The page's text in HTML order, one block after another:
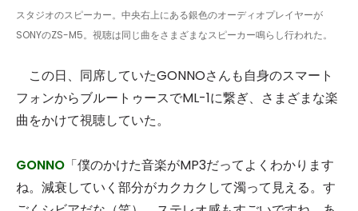
スタジオのスピーカー。中央右上にある銀色のオーディオプレイヤーが
SONYのZS-M5。視聴は同じ曲をさまざまなスピーカー鳴らし行われた。
この日、同席していたGONNOさんも自身のスマート
フォンからブルートゥースでML-1に繋ぎ、さまざまな楽
曲をかけて視聴していた。
GONNO 「僕のかけた音楽がMP3だってよくわかります
ね。減衰していく部分がカクカクして濁って見える。す